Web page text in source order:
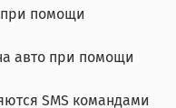
помощи
авто при помощи
SMS командами